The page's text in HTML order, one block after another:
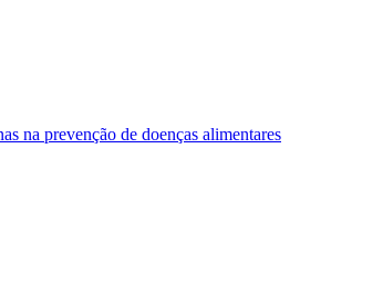
na prevenção de doenças alimentares